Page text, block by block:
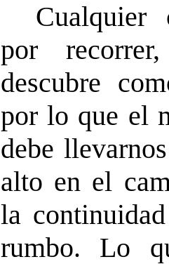
Cualquier
por
descubre
por lo que el
debe
alto en el
la
rumbo. Lo